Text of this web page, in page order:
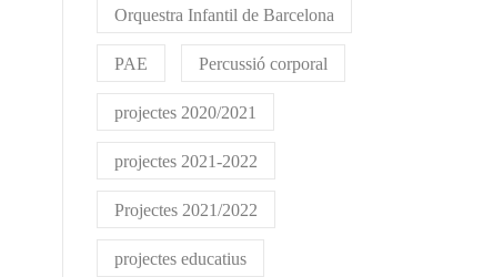
Orquestra Infantil de Barcelona
PAE Percussió corporal
projectes 2020/2021
projectes 2021-2022
Projectes 2021/2022
projectes educatius